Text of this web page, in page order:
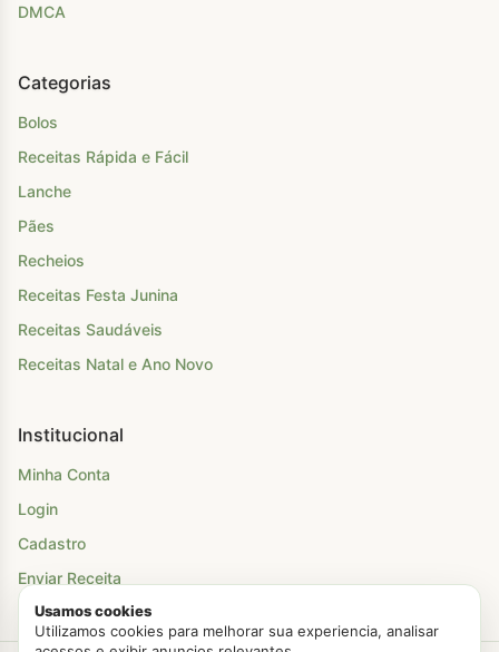
DMCA
Categorias
Bolos
Receitas Rápida e Fácil
Lanche
Pães
Recheios
Receitas Festa Junina
Receitas Saudáveis
Receitas Natal e Ano Novo
Institucional
Minha Conta
Login
Cadastro
Enviar Receita
Usamos cookies
Utilizamos cookies para melhorar sua experiencia, analisar